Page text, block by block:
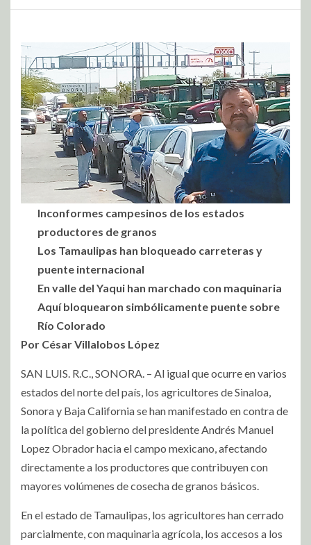
Inconformes campesinos de los estados
productores de granos
Los Tamaulipas han bloqueado carreteras y
puente internacional
En valle del Yaqui han marchado con maquinaria
Aquí bloquearon simbólicamente puente sobre
Río Colorado
Por César Villalobos López
SAN LUIS. R.C., SONORA. – Al igual que ocurre en varios
estados del norte del país, los agricultores de Sinaloa,
Sonora y Baja California se han manifestado en contra de
la política del gobierno del presidente Andrés Manuel
Lopez Obrador hacia el campo mexicano, afectando
directamente a los productores que contribuyen con
mayores volúmenes de cosecha de granos básicos.
En el estado de Tamaulipas, los agricultores han cerrado
parcialmente, con maquinaria agrícola, los accesos a los